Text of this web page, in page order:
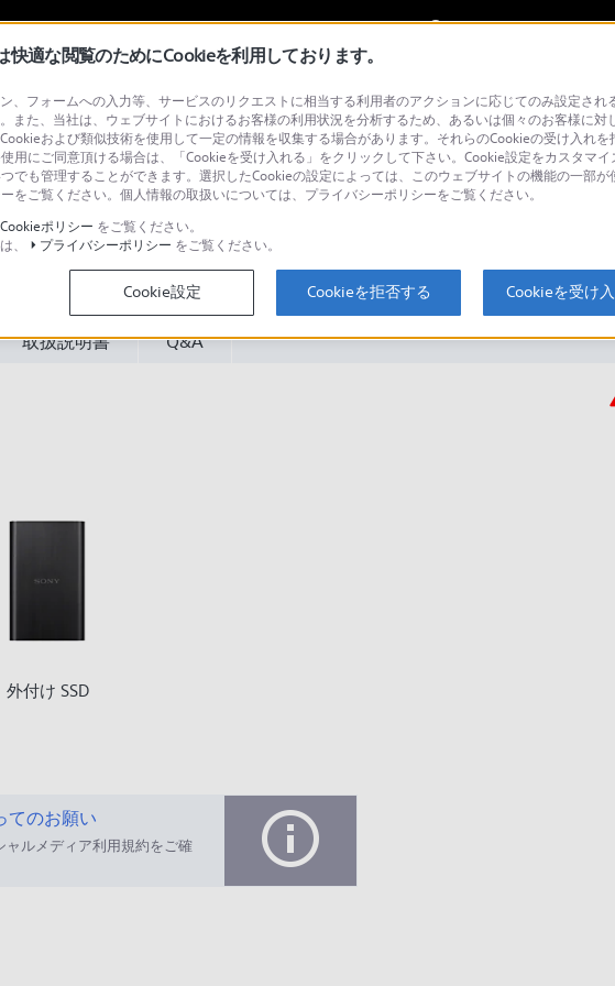
せ 記録メディア
ィスク
取扱説明書 Q&A
外付け SSD
てのお願い
ルメディア利用規約をご確
快適な閲覧のためにCookieを利用しております。
、フォームへの入力等、サービスのリクエストに相当する利用者のアクションに応じてのみ設定さ
また、当社は、ウェブサイトにおけるお客様の利用状況を分析するため、あるいは個々のお客様に
および類似技術を使用して一定の情報を収集する場合があります。それらのCookieの受け入れ
用にご同意頂ける場合は、「Cookieを受け入れる」をクリックして下さい。Cookie設定をカスタマ
でも管理することができます。選択したCookieの設定によっては、このウェブサイトの機能の一部
をご覧ください。個人情報の取扱いについては、プライバシーポリシーをご覧ください。
Cookieポリシー をご覧ください。
、
プライバシーポリシー をご覧ください。
Cookie設定 Cookieを拒否する Cookieを受け